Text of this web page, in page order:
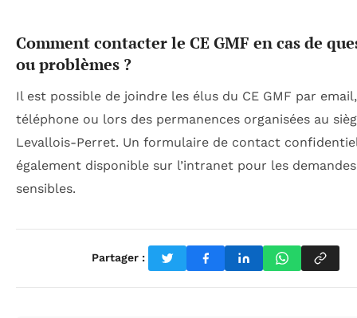
Comment contacter le CE GMF en cas de
ou problèmes ?
Il est possible de joindre les élus du CE GMF par email,
téléphone ou lors des permanences organisées au
Levallois-Perret. Un formulaire de contact
également disponible sur l’intranet pour les demandes
sensibles.
Partager :